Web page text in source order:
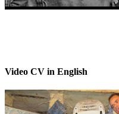
Video CV in English